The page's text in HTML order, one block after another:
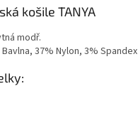
košile TANYA
modř.
37% Nylon, 3% Spandex